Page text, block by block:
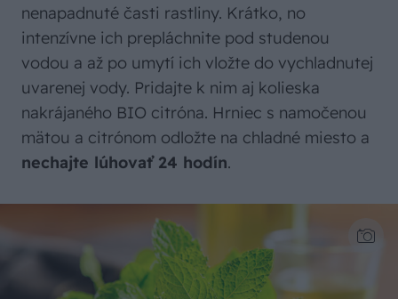
nenapadnuté časti rastliny. Krátko, no
intenzívne ich prepláchnite pod studenou
vodou a až po umytí ich vložte do vychladnutej
uvarenej vody. Pridajte k nim aj kolieska
nakrájaného BIO citróna. Hrniec s namočenou
mätou a citrónom odložte na chladné miesto a
nechajte lúhovať 24 hodín.